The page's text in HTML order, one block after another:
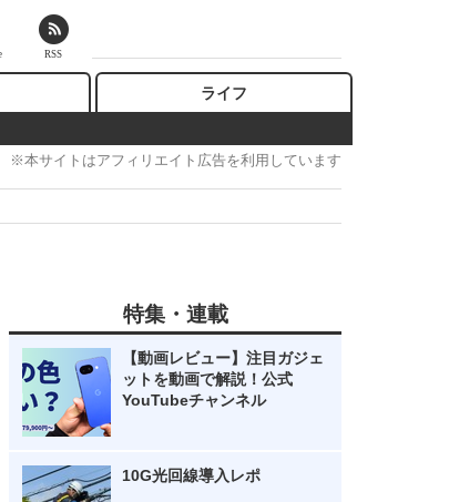
ライフ
※本サイトはアフィリエイト広告を利用しています
特集・連載
【動画レビュー】注目ガジェ
ットを動画で解説！公式
YouTubeチャンネル
10G光回線導入レポ
RSS